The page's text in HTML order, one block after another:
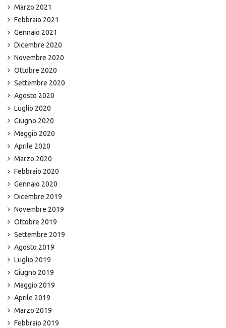
Marzo 2021
Febbraio 2021
Gennaio 2021
Dicembre 2020
Novembre 2020
Ottobre 2020
Settembre 2020
Agosto 2020
Luglio 2020
Giugno 2020
Maggio 2020
Aprile 2020
Marzo 2020
Febbraio 2020
Gennaio 2020
Dicembre 2019
Novembre 2019
Ottobre 2019
Settembre 2019
Agosto 2019
Luglio 2019
Giugno 2019
Maggio 2019
Aprile 2019
Marzo 2019
Febbraio 2019